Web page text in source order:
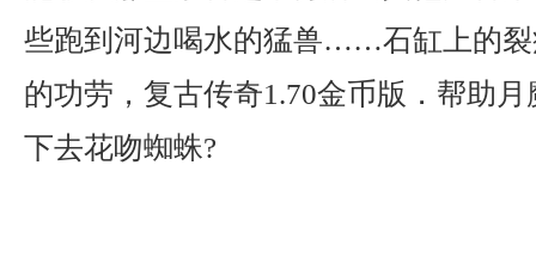
些跑到河边喝水的猛兽……石缸上的裂
的功劳，复古传奇1.70金币版．帮助
下去花吻蜘蛛?